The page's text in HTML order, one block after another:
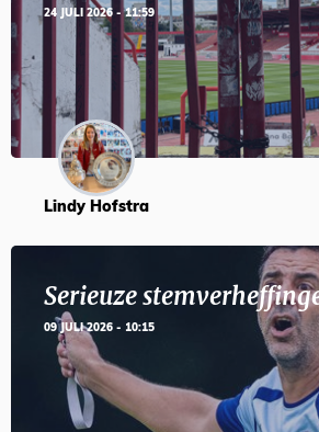
24 JULI 2026 - 11:59
Lindy Hofstra
Serieuze
09 JULI 2026 - 10:15